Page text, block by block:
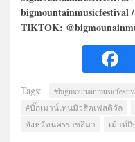
TIKTOK:
Tags:
#บิ๊กเมาน์เท่นมิวสิคเฟสติวัล
จังหวัดนครราชสีมา
เม้าท์